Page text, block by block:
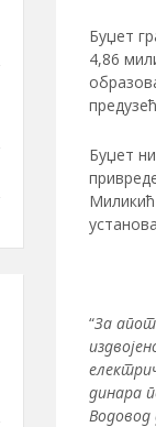
Буџет
4,86
Буџет
Миликић
“За
динара
Водовод